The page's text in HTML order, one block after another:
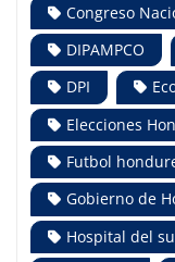
Congreso
DIPAMPCO
DPI
Elecciones
Futbol
Gobierno de
Hospital del